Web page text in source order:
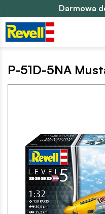
Darmowa
P-51D-5NA